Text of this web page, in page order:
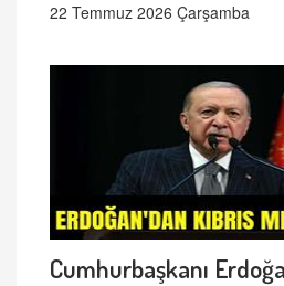
22 Temmuz 2026 Çarşamba
Cumhurbaşkanı